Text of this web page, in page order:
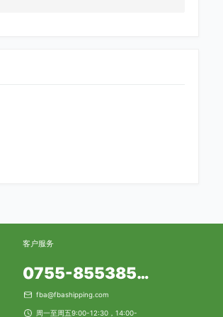
客户服务
0755-85538553
fba@fbashipping.com
周一至周五9:00-12:30，14:00-